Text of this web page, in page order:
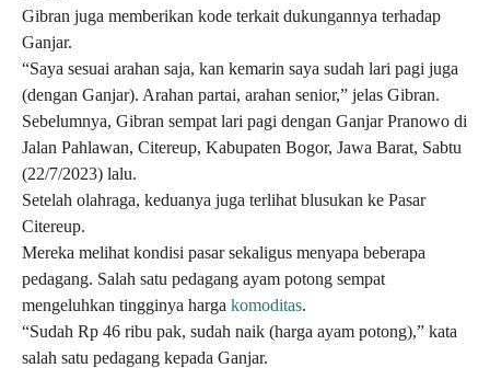
Gibran juga memberikan kode terkait dukungannya terhadap
Ganjar.
“Saya sesuai arahan saja, kan kemarin saya sudah lari pagi juga
(dengan Ganjar). Arahan partai, arahan senior,” jelas Gibran.
Sebelumnya, Gibran sempat lari pagi dengan Ganjar Pranowo di
Jalan Pahlawan, Citereup, Kabupaten Bogor, Jawa Barat, Sabtu
(22/7/2023) lalu.
Setelah olahraga, keduanya juga terlihat blusukan ke Pasar
Citereup.
Mereka melihat kondisi pasar sekaligus menyapa beberapa
pedagang. Salah satu pedagang ayam potong sempat
mengeluhkan tingginya harga komoditas.
“Sudah Rp 46 ribu pak, sudah naik (harga ayam potong),” kata
salah satu pedagang kepada Ganjar.